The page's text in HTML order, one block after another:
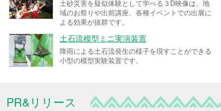
土砂災害を疑似体験として学べる３D映像は、地
域のお祭りや出前講座、各種イベントでの出展に
よる効果が抜群です。
土石流模型ミニ実演装置
降雨による土石流発生の様子を現すことができる
小型の模型実験装置です。
PR&リリース